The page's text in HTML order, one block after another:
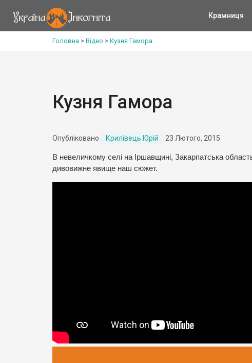
Крамниця
Головна > Відео > Кузня Гамора
Кузня Гамора
Опубліковано Крилівець Юрій 23 Лютого, 2015
В невеличкому селі на Іршавщині, Закарпатська
дивовижне явище наш сюжет.